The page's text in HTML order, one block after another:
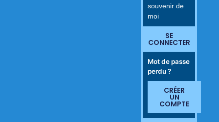
souvenir de
moi
SE
CONNECTER
Mot de passe
perdu ?
CRÉER
UN
COMPTE